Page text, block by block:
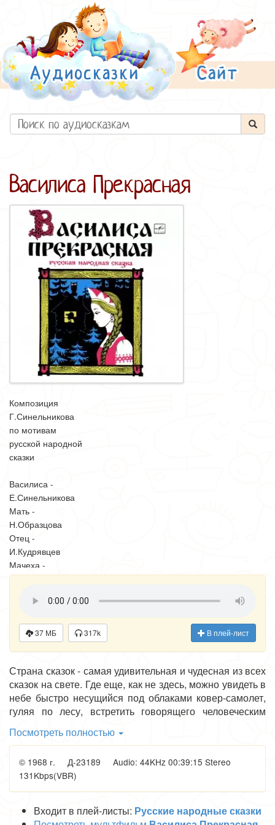
Василиса Прекрасная
Композиция
Г.Синельникова
по мотивам
русской народной
сказки
Василиса -
Е.Синельникова
Мать -
Н.Образцова
Отец -
И.Кудрявцев
Мачеха -
А.Костюкова
О.Тарасова
С.Шеповалова
Куколка -
Баба-Яга -
И.Мазинг
Голубь -
Е.Началов
Царевич -
Ведущий -
А.Покровский
Режисер
Г.Синельников
Оркестр
37 МБ 317k В плей-лист
Страна сказок - самая удивительная и чудесная из всех
сказок на свете. Где еще, как не здесь, можно увидеть в
небе быстро несущийся под облаками ковер-самолет,
гуляя по лесу, встретить говорящего человеческим
ветхую избушку Бабы-Яги!?
Много столетий, а может быть, и тысячелетий стоит
одиноко в лесу избушка Бабы-Яги на курьих ножках,
пугая прохожих частоколом из людских костей и
черепами, водруженными на высокие колья. Какой
смельчак своей волей пойдет к страшной колдунье? Да,
Посмотреть полностью
© 1968 г. Д-23189 Audio: 44KHz 00:39:15 Stereo
131Kbps(VBR)
Входит в плей-листы: Русские народные сказки